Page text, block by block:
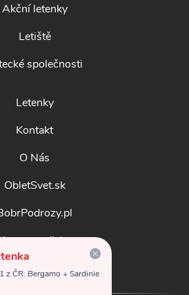
z ČR: Bergamo + Sardinie
Akční letenky
Letiště
společnosti
Letenky
Kontakt
O Nás
ObletSvet.sk